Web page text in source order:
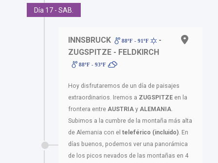
Día 17 - SAB.
INNSBRUCK 88ºF - 91ºF
-
ZUGSPITZE - FELDKIRCH
88ºF - 93ºF
Hoy disfrutaremos de un día de paisajes
extraordinarios. Iremos a ZUGSPITZE en la
frontera entre AUSTRIA y ALEMANIA.
Subimos a la cumbre de la montaña más alta
de Alemania con el teleférico (incluido). En
días buenos, podemos ver una panorámica
de los picos nevados de las montañas en 4